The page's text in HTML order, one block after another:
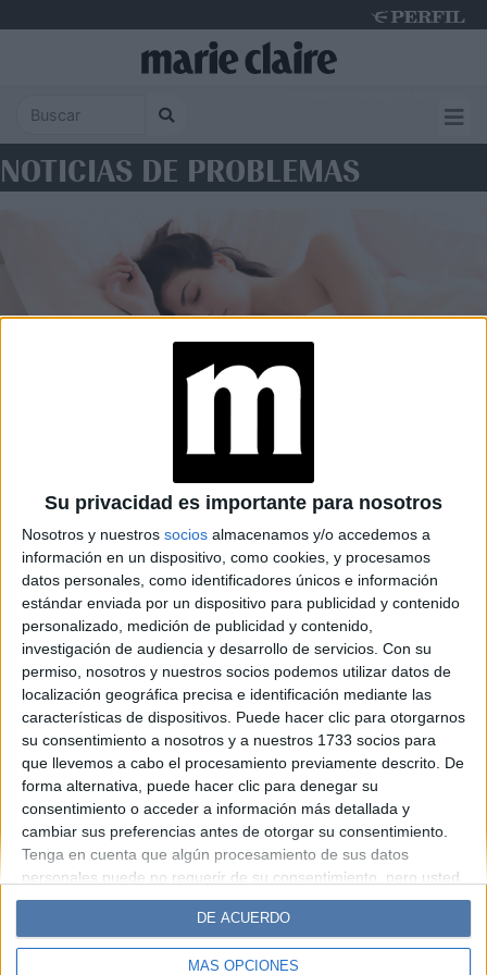
Su privacidad es importante para nosotros
Nosotros y nuestros socios almacenamos y/o accedemos a
información en un dispositivo, como cookies, y procesamos
datos personales, como identificadores únicos e información
estándar enviada por un dispositivo para publicidad y contenido
personalizado, medición de publicidad y contenido,
investigación de audiencia y desarrollo de servicios. Con su
permiso, nosotros y nuestros socios podemos utilizar datos de
localización geográfica precisa e identificación mediante las
características de dispositivos. Puede hacer clic para otorgarnos
su consentimiento a nosotros y a nuestros 1733 socios para
que llevemos a cabo el procesamiento previamente descrito. De
forma alternativa, puede hacer clic para denegar su
consentimiento o acceder a información más detallada y
cambiar sus preferencias antes de otorgar su consentimiento.
Tenga en cuenta que algún procesamiento de sus datos
personales puede no requerir de su consentimiento, pero usted
tiene el derecho de rechazar tal procesamiento. Sus
preferencias se aplicarán solo a este sitio web. Puede cambiar
sus preferencias o retirar su consentimiento en cualquier
momento volviendo a este sitio y haciendo clic en el botón
MÁS OPCIONES
DE ACUERDO
NOTICIAS DE PROBLEMAS
WELLNESS
Los problemas para conciliar
el sueño vuelven a ser
tendencia
Espacio Publicitario
Diario Perfil Caras Noticias
Fortuna
Hombre
Weekend Parabrisas
Supercampo
Lunateen